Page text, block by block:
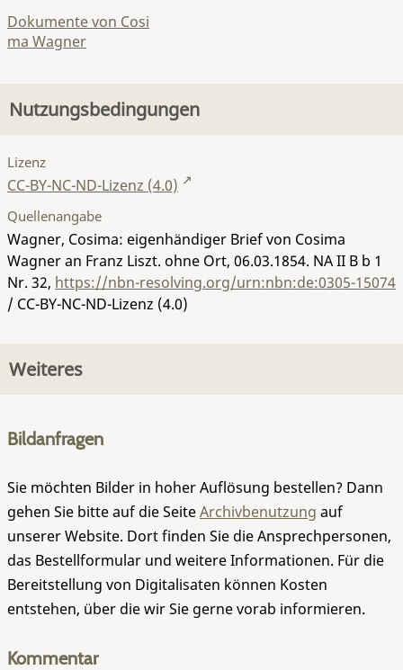
Dokumente von Cosi
ma Wagner
Nutzungsbedingungen
Lizenz
CC-BY-NC-ND-Lizenz (4.0)
Quellenangabe
Wagner, Cosima: eigenhändiger Brief von Cosima
Wagner an Franz Liszt. ohne Ort, 06.03.1854. NA II B b 1
Nr. 32, https://nbn-resolving.org/urn:nbn:de:0305-15074
/ CC-BY-NC-ND-Lizenz (4.0)
Weiteres
Bildanfragen
Sie möchten Bilder in hoher Auflösung bestellen? Dann
gehen Sie bitte auf die SeiteArchivbenutzung auf
unserer Website. Dort finden Sie die Ansprechpersonen,
das Bestellformular und weitere Informationen. Für die
Bereitstellung von Digitalisaten können Kosten
entstehen, über die wir Sie gerne vorab informieren.
Kommentar